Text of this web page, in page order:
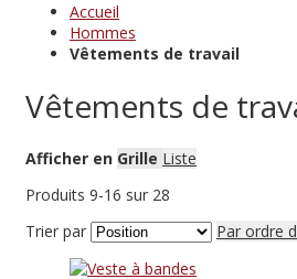
Accueil
Hommes
Vêtements de travail
Vêtements de
Afficher en Grille Liste
Produits 9-16 sur 28
Trier par
Par ordre